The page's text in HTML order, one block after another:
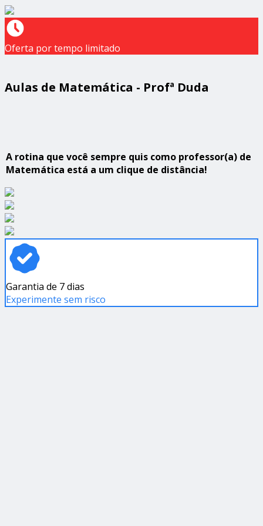
Oferta por tempo limitado
Aulas de Matemática - Profª Duda
A rotina que você sempre quis como professor(a) de
Matemática está a um clique de distância!
Garantia de 7 dias
Experimente sem risco